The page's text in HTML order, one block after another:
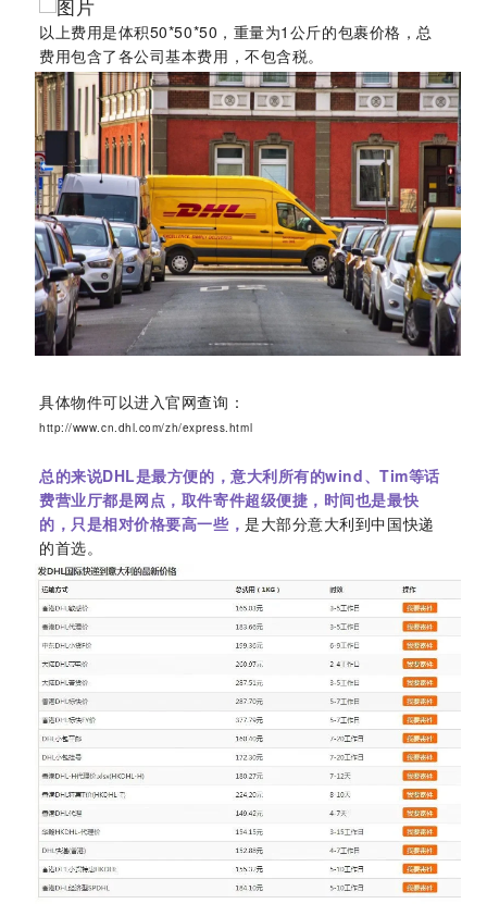
以上费用是体积50*50*50，重量为1公斤的包裹价格，总
费用包含了各公司基本费用，不包含税。
具体物件可以进入官网查询：
http://www.cn.dhl.com/zh/express.html
总的来说DHL是最方便的，意大利所有的wind、Tim等话
费营业厅都是网点，取件寄件超级便捷，时间也是最快
的，只是相对价格要高一些，是大部分意大利到中国快递
的首选。